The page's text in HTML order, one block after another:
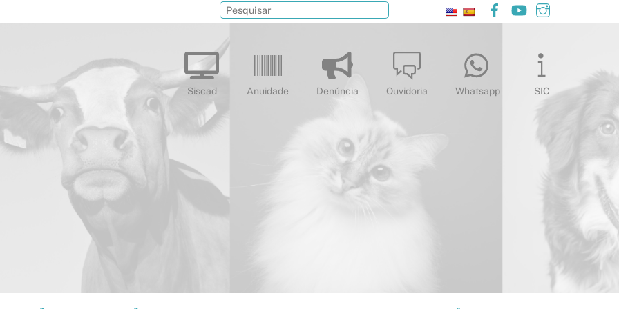
Facebook
YouTube
Siscad Anuidade Denúncia Ouvidoria Whatsapp SIC